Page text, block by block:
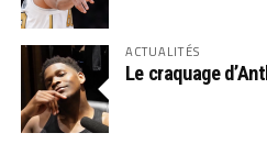
ACTUALITÉS
Le craquage